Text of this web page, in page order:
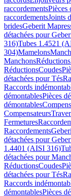
raccordementsPièces
raccordementsJoints
bridesGeberit
détachées pour
316)Tubes 1.4521
304)Mamelons
ManchonsRéductions
RéductionsCoudes
détachées pour Tés
Raccords
démontablesPièces
démontables
Compensateurs
Fermetures
Raccordements
détachées pour
1.4401 (AISI 316)
détachées pour
RéductionsCoudes
détachées pour Tés
Raccords
démontablesPièces